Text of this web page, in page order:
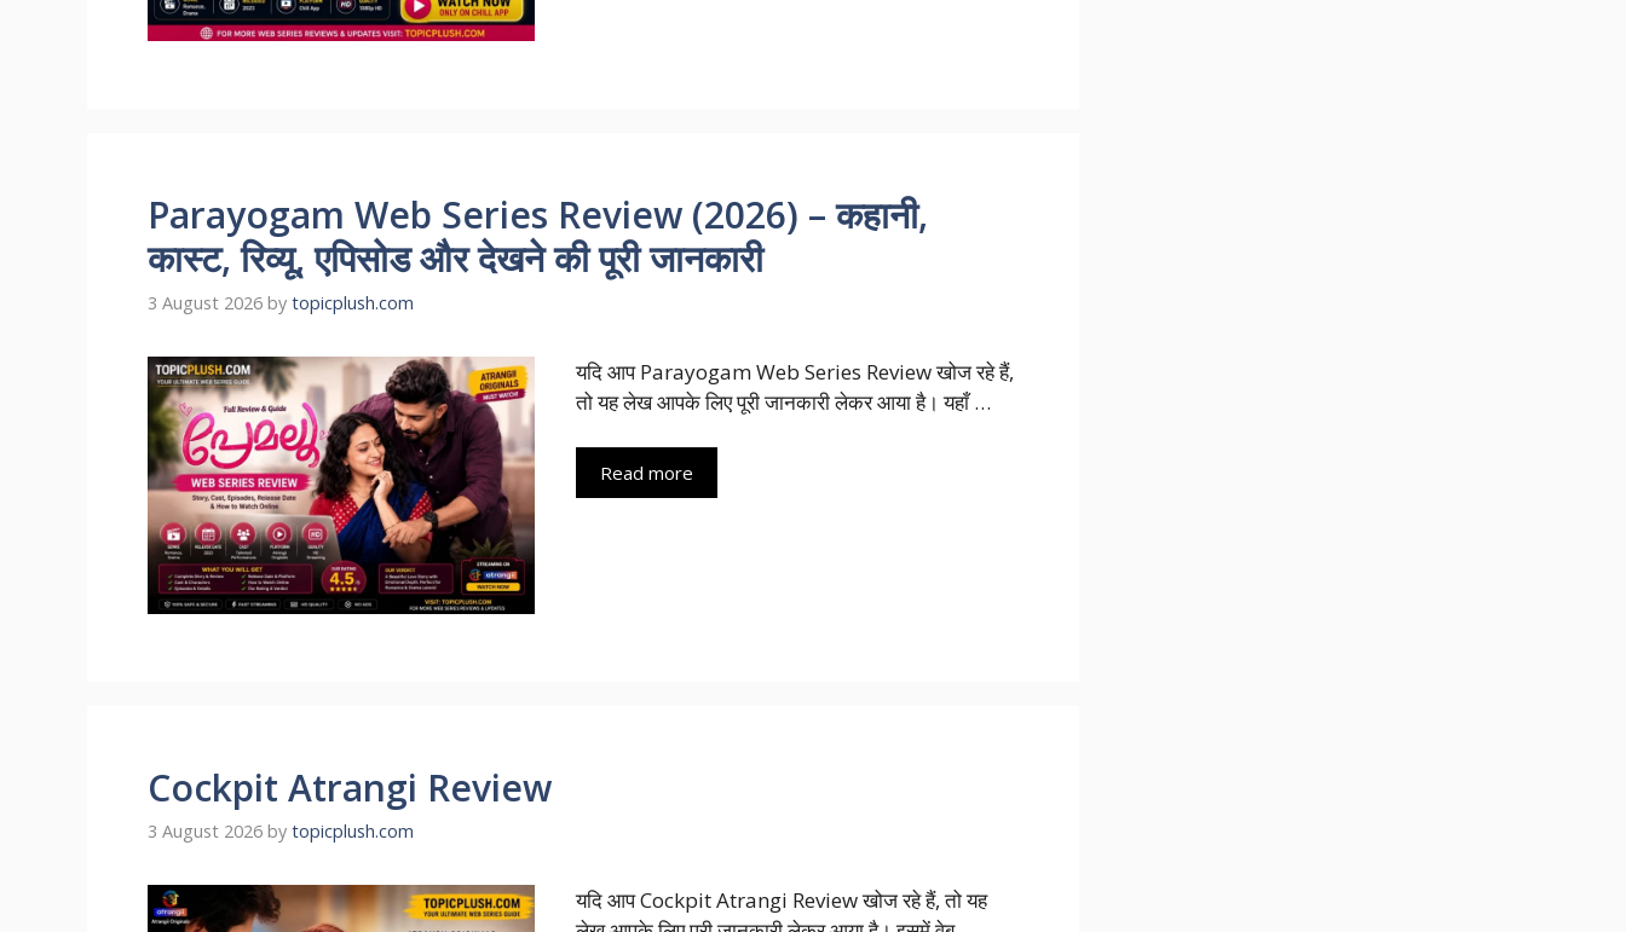
Parayogam Web Series Review (2026) – कहानी,
कास्ट, रिव्यू, एपिसोड और देखने की पूरी जानकारी
3 August 2026 by topicplush.com
यदि आप Parayogam Web Series Review खोज रहे हैं,
तो यह लेख आपके लिए पूरी जानकारी लेकर आया है। यहाँ …
Read more
Cockpit Atrangi Review
3 August 2026 by topicplush.com
यदि आप Cockpit Atrangi Review खोज रहे हैं, तो यह